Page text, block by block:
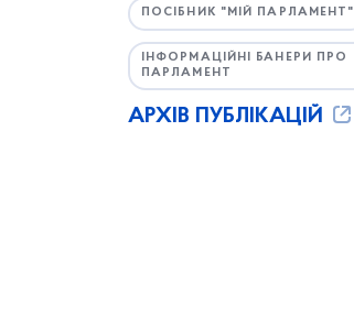
ПОСІБНИК "МІЙ ПАРЛАМЕНТ"
ІНФОРМАЦІЙНІ БАНЕРИ ПРО
ПАРЛАМЕНТ
АРХІВ ПУБЛІКАЦІЙ